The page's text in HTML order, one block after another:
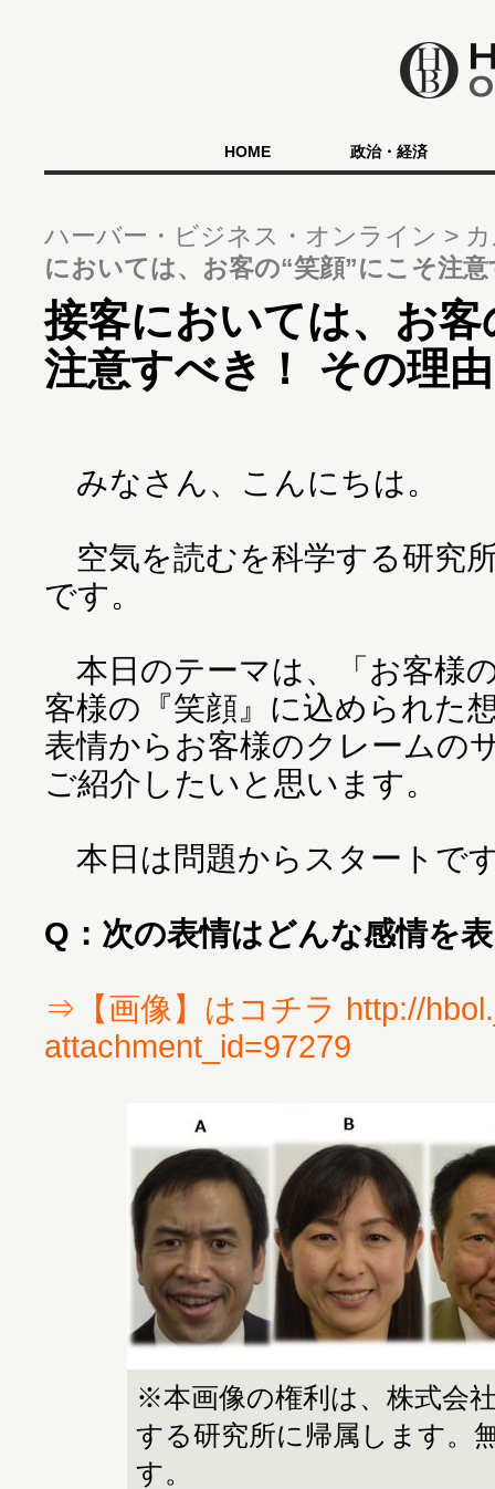
HOME 政治・経済
ハーバー・ビジネス・オンライン
においては、お客の“笑顔”にこそ注
接客においては、お
注意すべき！ その理
みなさん、こんにちは。
空気を読むを科学する研究
です。
本日のテーマは、「お客様
客様の『笑顔』に込められた
表情からお客様のクレームの
ご紹介したいと思います。
本日は問題からスタートで
Q：次の表情はどんな感情を
⇒【画像】はコチラ http://
attachment_id=97279
※本画像の権利は、株式会
する研究所に帰属します。
す。